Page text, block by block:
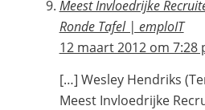
Meest Invloedrijke
Ronde Tafel | emploIT
12 maart 2012 om 7:28
[…] Wesley Hendriks
Meest Invloedrijke